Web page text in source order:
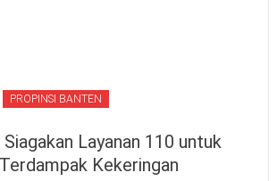
PROPINSI BANTEN
Layanan 110 untuk
Kekeringan